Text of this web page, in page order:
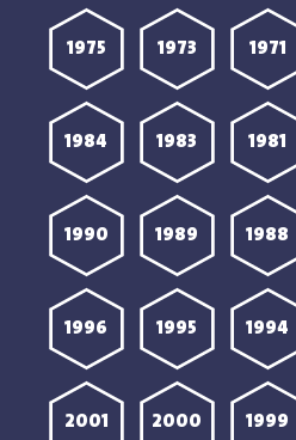
1971
1973
1975
1981
1983
1984
1988
1989
1990
1994
1995
1996
1999
2000
2001